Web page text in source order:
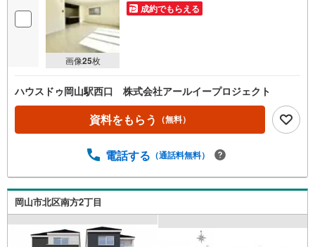
画像25枚
成約でもらえる
ハウスドゥ岡山駅西口 株式会社アールイープロジェクト
資料をもらう （無料）
電話する （通話料無料）
岡山市北区南方2丁目